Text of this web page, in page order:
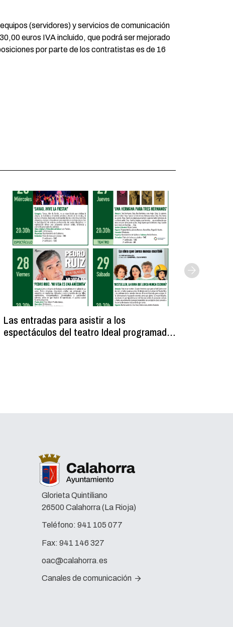
(servidores) y servicios de comunicación
euros IVA incluido, que podrá ser mejorado
por parte de los contratistas es de 16
Las entradas para asistir a los
espectáculos del teatro Ideal programados
Glorieta Quintiliano
26500 Calahorra (La Rioja)
Teléfono: 941 105 077
Fax: 941 146 327
oac@calahorra.es
Canales de comunicación